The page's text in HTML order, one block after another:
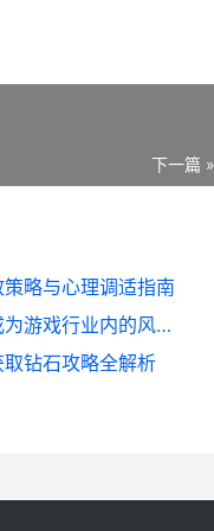
下一篇 »
略与心理调适指南
揭秘英雄联盟爆料君 如何成为游戏行业内的风向标
钻石攻略全解析